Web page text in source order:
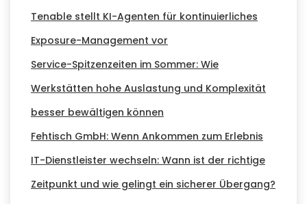
Tenable stellt KI-Agenten für kontinuierliches
Exposure-Management vor
Service-Spitzenzeiten im Sommer: Wie
Werkstätten hohe Auslastung und Komplexität
besser bewältigen können
Fehtisch GmbH: Wenn Ankommen zum Erlebnis
IT-Dienstleister wechseln: Wann ist der richtige
Zeitpunkt und wie gelingt ein sicherer Übergang?